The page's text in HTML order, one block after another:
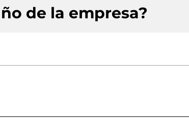
de la empresa?